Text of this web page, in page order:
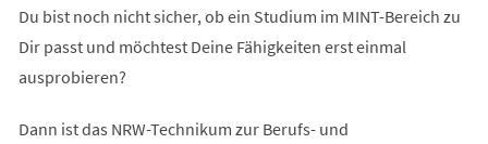
Du bist noch nicht sicher, ob ein Studium im MINT-Bereich zu
Dir passt und möchtest Deine Fähigkeiten erst einmal
ausprobieren?
Dann ist das NRW-Technikum zur Berufs- und